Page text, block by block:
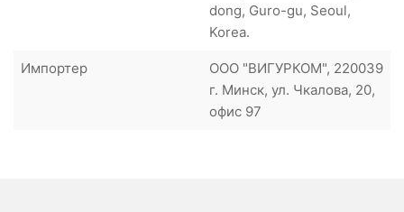
dong, Guro-gu, Seoul,
Korea.
Импортер
ООО "ВИГУРКОМ", 220039
г. Минск, ул. Чкалова, 20,
офис 97